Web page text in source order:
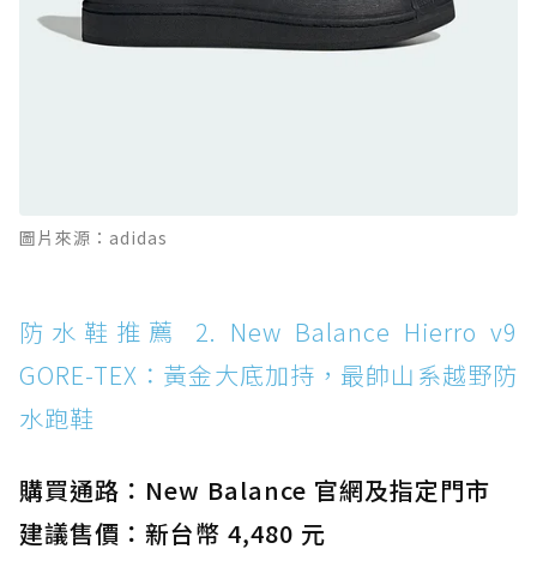
防水鞋推薦 11. On Cloudhorizon 2 WP：腳
感軟彈、搭載 Missiongrip™ 的防水輕越野鞋
Boot：馬汀首款雨靴登場，經典八孔加上全防
防水鞋推薦 14. SKECHERS BADGER
WATERPROOF：一踩即穿懶人神器！搭載固特
異大底與全防水厚底健走鞋
防水鞋推薦 15. Brooks Cascadia 19 GTX：注
圖片來源：adidas
防水鞋推薦 2. New Balance Hierro v9
GORE-TEX：黃金大底加持，最帥山系越野防
水跑鞋
購買通路：New Balance 官網及指定門市
建議售價：新台幣 4,480 元